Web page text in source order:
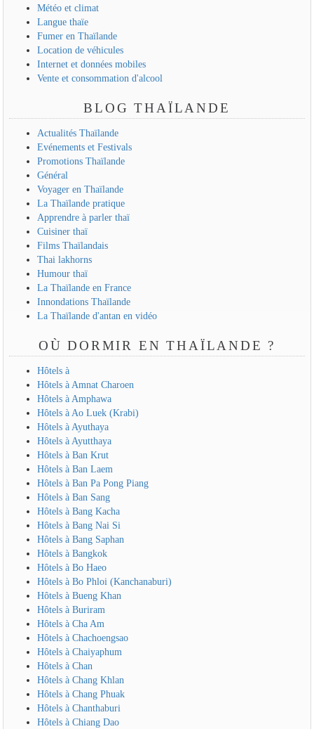
Météo et climat
Langue thaïe
Fumer en Thaïlande
Location de véhicules
Internet et données mobiles
Vente et consommation d'alcool
BLOG THAÏLANDE
Actualités Thaïlande
Evénements et Festivals
Promotions Thaïlande
Général
Voyager en Thaïlande
La Thaïlande pratique
Apprendre à parler thaï
Cuisiner thaï
Films Thaïlandais
Thai lakhorns
Humour thaï
La Thaïlande en France
Innondations Thaïlande
La Thaïlande d'antan en vidéo
OÙ DORMIR EN THAÏLANDE ?
Hôtels à
Hôtels à Amnat Charoen
Hôtels à Amphawa
Hôtels à Ao Luek (Krabi)
Hôtels à Ayuthaya
Hôtels à Ayutthaya
Hôtels à Ban Krut
Hôtels à Ban Laem
Hôtels à Ban Pa Pong Piang
Hôtels à Ban Sang
Hôtels à Bang Kacha
Hôtels à Bang Nai Si
Hôtels à Bang Saphan
Hôtels à Bangkok
Hôtels à Bo Haeo
Hôtels à Bo Phloi (Kanchanaburi)
Hôtels à Bueng Khan
Hôtels à Buriram
Hôtels à Cha Am
Hôtels à Chachoengsao
Hôtels à Chaiyaphum
Hôtels à Chan
Hôtels à Chang Khlan
Hôtels à Chang Phuak
Hôtels à Chanthaburi
Hôtels à Chiang Dao